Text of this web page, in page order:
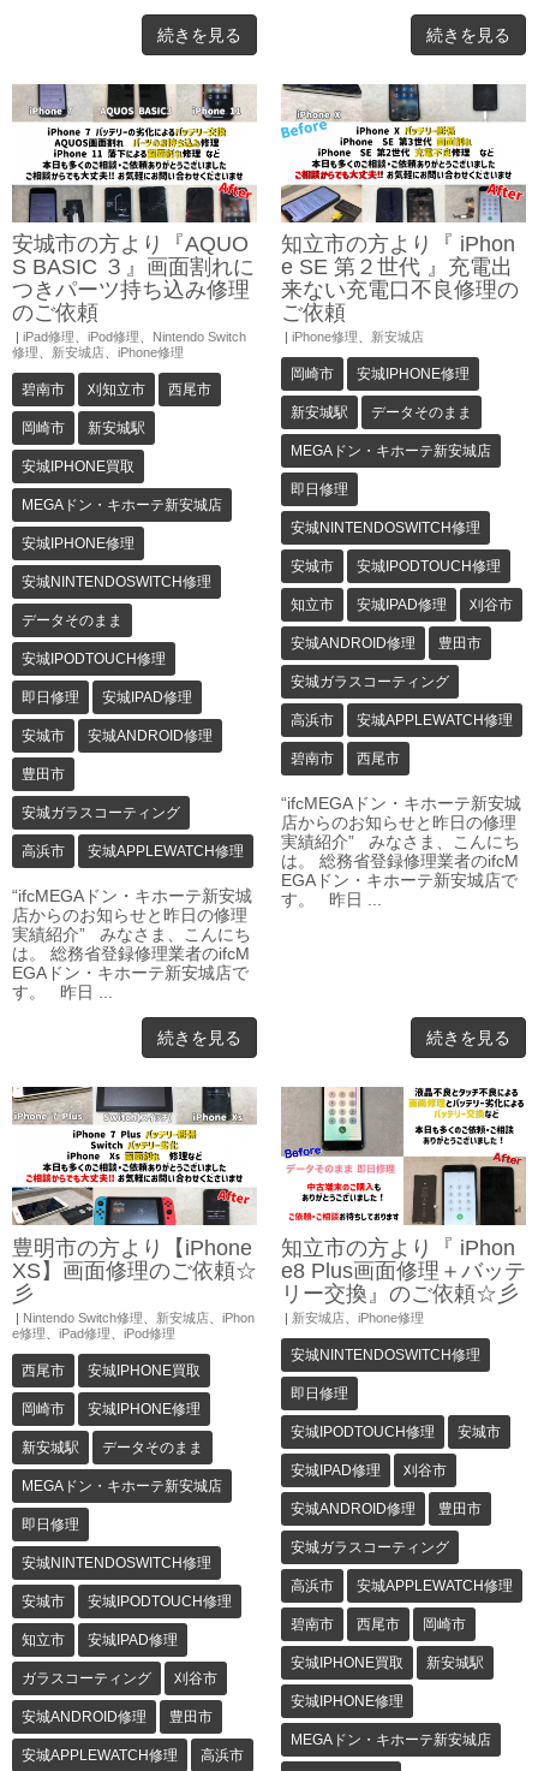
続きを見る 続きを見る
安城市の方より『AQUO
S BASIC ３』画面割れに
つきパーツ持ち込み修理
のご依頼
iPad修理 iPod修理
Nintendo Switch
修理
新安城店 iPhone修理
碧南市 刈知立市 西尾市
岡崎市 新安城駅
安城IPHONE買取
MEGAドン・キホーテ新安城店
安城IPHONE修理
安城NINTENDOSWITCH修理
データそのまま
安城IPODTOUCH修理
即日修理 安城IPAD修理
安城市 安城ANDROID修理
豊田市
安城ガラスコーティング
高浜市 安城APPLEWATCH修理
“ifcMEGAドン・キホーテ新安城
店からのお知らせと昨日の修理
実績紹介” みなさま、こんにち
は。 総務省登録修理業者のifcM
EGAドン・キホーテ新安城店で
す。 昨日 ...
続きを見る
知立市の方より『 iPhon
e SE 第２世代 』充電出
来ない充電口不良修理の
ご依頼
iPhone修理 新安城店
岡崎市 安城IPHONE修理
新安城駅 データそのまま
MEGAドン・キホーテ新安城店
即日修理
安城NINTENDOSWITCH修理
安城市 安城IPODTOUCH修理
知立市 安城IPAD修理 刈谷市
安城ANDROID修理 豊田市
安城ガラスコーティング
高浜市 安城APPLEWATCH修理
碧南市 西尾市
“ifcMEGAドン・キホーテ新安城
店からのお知らせと昨日の修理
実績紹介” みなさま、こんにち
は。 総務省登録修理業者のifcM
EGAドン・キホーテ新安城店で
す。 昨日 ...
続きを見る
豊明市の方より【iPhone
XS】画面修理のご依頼☆
彡
| Nintendo Switch修理 新安城店
iPhon
e修理
iPad修理 iPod修理
西尾市 安城IPHONE買取
岡崎市 安城IPHONE修理
新安城駅 データそのまま
MEGAドン・キホーテ新安城店
即日修理
安城NINTENDOSWITCH修理
安城市 安城IPODTOUCH修理
知立市 安城IPAD修理
ガラスコーティング 刈谷市
安城ANDROID修理 豊田市
安城APPLEWATCH修理 高浜市
知立市の方より『 iPhon
e8 Plus画面修理＋バッテ
リー交換』のご依頼☆彡
| 新安城店 iPhone修理
安城NINTENDOSWITCH修理
即日修理
安城IPODTOUCH修理 安城市
安城IPAD修理 刈谷市
安城ANDROID修理 豊田市
安城ガラスコーティング
高浜市 安城APPLEWATCH修理
碧南市 西尾市 岡崎市
安城IPHONE買取 新安城駅
安城IPHONE修理
MEGAドン・キホーテ新安城店